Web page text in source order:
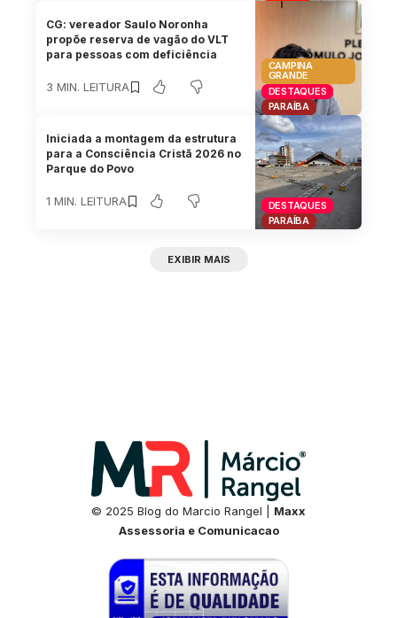
CAMPINA
GRANDE
DESTAQUES
PARAÍBA
CG: vereador Saulo Noronha
propõe reserva de vagão do VLT
para pessoas com deficiência
3 MIN. LEITURA
DESTAQUES
PARAÍBA
Iniciada a montagem da estrutura
para a Consciência Cristã 2026 no
Parque do Povo
1 MIN. LEITURA
EXIBIR MAIS
© 2025 Blog do Marcio Rangel | Maxx
Assessoria e Comunicacao